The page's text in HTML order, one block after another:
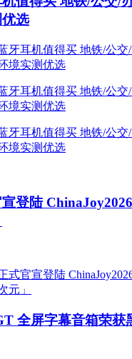
选
登陆
全屏字幕音箱荣获